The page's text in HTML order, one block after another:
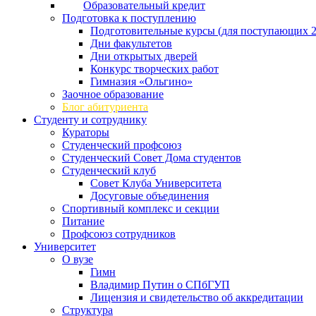
Образовательный кредит
Подготовка к поступлению
Подготовительные курсы (для поступающих
Дни факультетов
Дни открытых дверей
Конкурс творческих работ
Гимназия «Ольгино»
Заочное образование
Блог абитуриента
Студенту и сотруднику
Кураторы
Студенческий профсоюз
Студенческий Совет Дома студентов
Студенческий клуб
Совет Клуба Университета
Досуговые объединения
Спортивный комплекс и секции
Питание
Профсоюз сотрудников
Университет
О вузе
Гимн
Владимир Путин о СПбГУП
Лицензия и свидетельство об аккредитации
Структура